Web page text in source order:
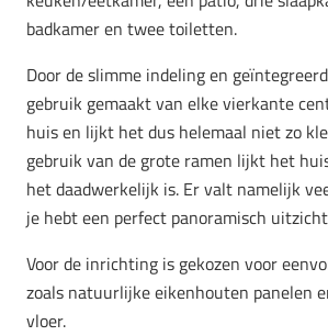
badkamer en twee toiletten.
Door de slimme indeling en
gebruik gemaakt van elke vierkante
huis en lijkt het dus helemaal niet zo
gebruik van de grote ramen lijkt het
het daadwerkelijk is. Er valt namelijk
je hebt een perfect panoramisch
Voor de inrichting is gekozen voor
zoals natuurlijke eikenhouten panelen
vloer.